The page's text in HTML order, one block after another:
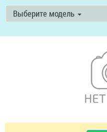
Выберите модель